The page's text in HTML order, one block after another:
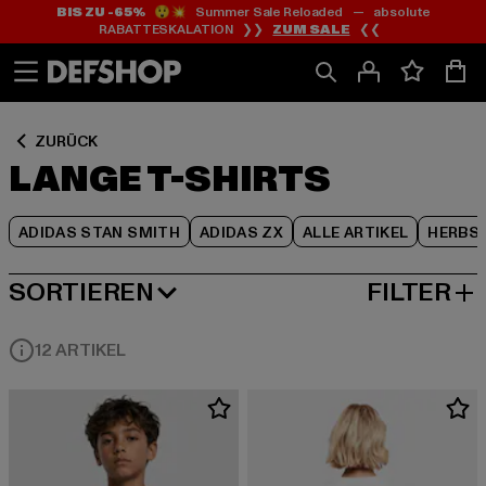
Zum
Inhalt
springen
Zum
Fußzeile
springen
BIS ZU -65%😲💥 Summer Sale Reloaded — absolute
RABATTESKALATION ❯❯ ZUM SALE ❮❮
ZURÜCK
LANGE T-SHIRTS
ADIDAS STAN SMITH ADIDAS ZX ALLE ARTIKEL
Zum
Produktraster
springen
SORTIEREN
BELIEBTESTE FILTER
12 ARTIKEL